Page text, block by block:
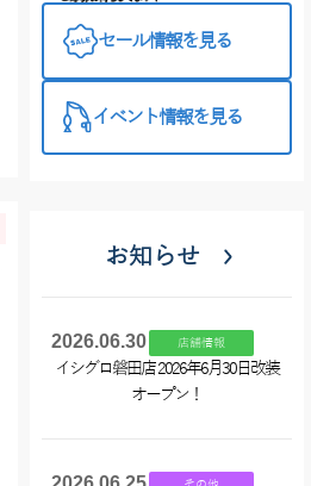
募集中！
セール情報を見る
イベント情報を見る
お知らせ
2026.06.30 店舗情報
イシグロ磐田店 2026年6月30日改装
オープン！